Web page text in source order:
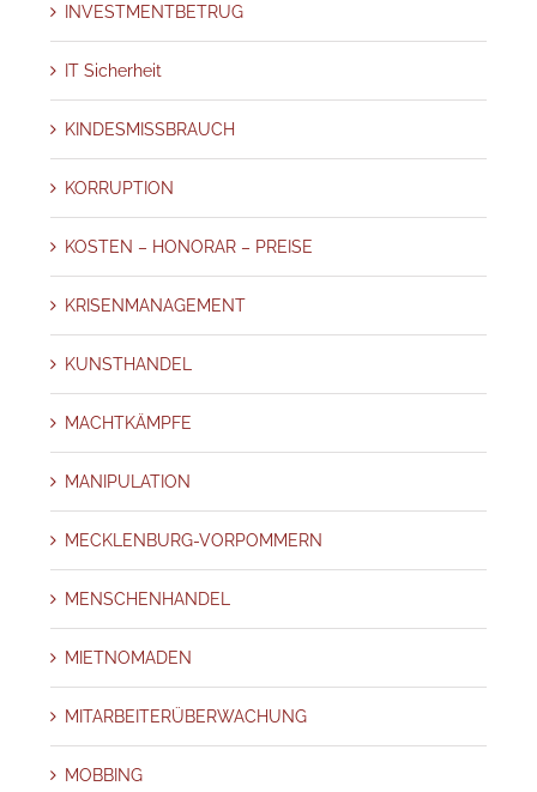
INVESTMENTBETRUG
IT Sicherheit
KINDESMISSBRAUCH
KORRUPTION
KOSTEN – HONORAR – PREISE
KRISENMANAGEMENT
KUNSTHANDEL
MACHTKÄMPFE
MANIPULATION
MECKLENBURG-VORPOMMERN
MENSCHENHANDEL
MIETNOMADEN
MITARBEITERÜBERWACHUNG
MOBBING